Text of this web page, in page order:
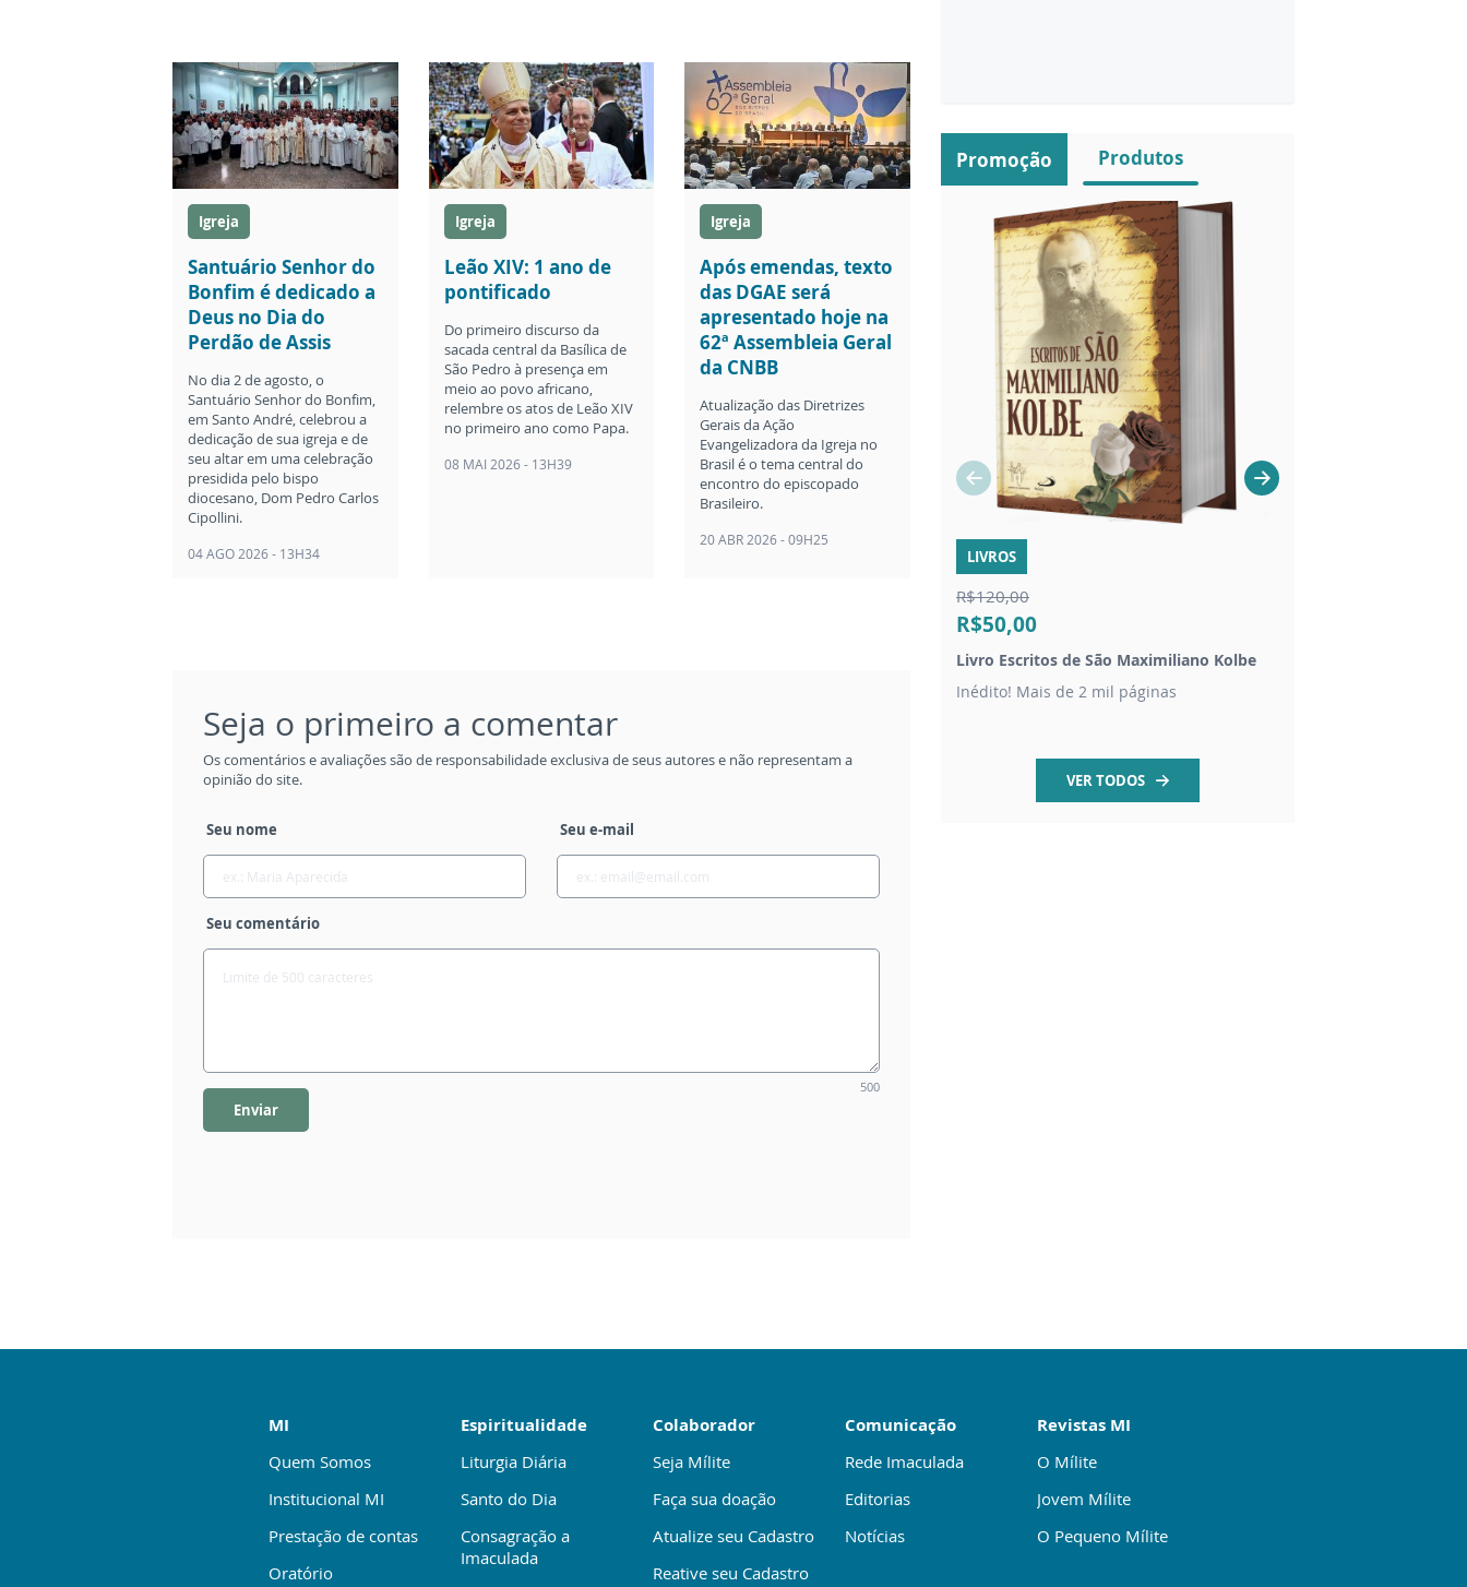
Igreja
Santuário Senhor do
Bonfim é dedicado a
Deus no Dia do
Perdão de Assis
No dia 2 de agosto, o
Santuário Senhor do Bonfim,
em Santo André, celebrou a
dedicação de sua igreja e de
seu altar em uma celebração
presidida pelo bispo
diocesano, Dom Pedro Carlos
Cipollini.
04 AGO 2026 - 13H34
Igreja
Leão XIV: 1 ano de
pontificado
Do primeiro discurso da
sacada central da Basílica de
São Pedro à presença em
meio ao povo africano,
relembre os atos de Leão XIV
no primeiro ano como Papa.
08 MAI 2026 - 13H39
Igreja
Após emendas, texto
das DGAE será
apresentado hoje na
62ª Assembleia Geral
da CNBB
Atualização das Diretrizes
Gerais da Ação
Evangelizadora da Igreja no
Brasil é o tema central do
encontro do episcopado
Brasileiro.
20 ABR 2026 - 09H25
Seja o primeiro a comentar
Os comentários e avaliações são de responsabilidade exclusiva de seus autores e não representam a
opinião do site.
Seu nome Seu e-mail
Seu comentário
500
Enviar
Promoção Produtos
LIVROS
R$120,00
R$50,00
Livro Escritos de São Maximiliano Kolbe
Inédito! Mais de 2 mil páginas
VER TODOS
MI
Quem Somos
Institucional MI
Prestação de contas
Oratório
Colaborador
Seja Mílite
Faça sua doação
Atualize seu Cadastro
Reative seu Cadastro
Espiritualidade
Liturgia Diária
Santo do Dia
Consagração a
Imaculada
Comunicação
Rede Imaculada
Editorias
Notícias
Revistas MI
O Mílite
Jovem Mílite
O Pequeno Mílite